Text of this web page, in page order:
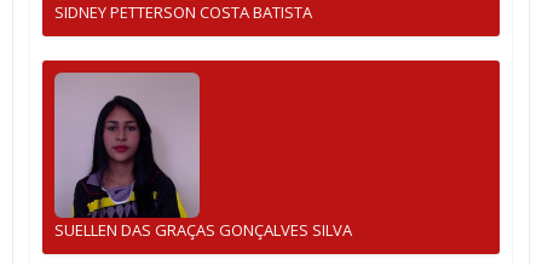
SIDNEY PETTERSON COSTA BATISTA
SUELLEN DAS GRAÇAS GONÇALVES SILVA